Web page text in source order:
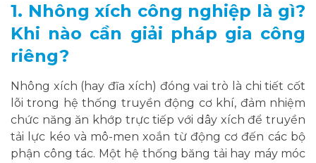
1. Nhông xích công nghiệp là gì?
Khi nào cần giải pháp gia công
riêng?
Nhông xích (hay đĩa xích) đóng vai trò là chi tiết cốt
lõi trong hệ thống truyền động cơ khí, đảm nhiệm
chức năng ăn khớp trực tiếp với dây xích để truyền
tải lực kéo và mô-men xoắn từ động cơ đến các bộ
phận công tác. Một hệ thống băng tải hay máy móc